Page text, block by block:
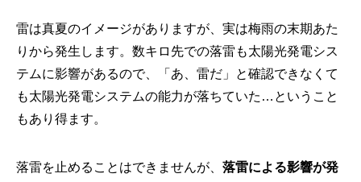
雷は真夏のイメージがありますが、実は梅雨の末期あた
りから発生します。数キロ先での落雷も太陽光発電シス
テムに影響があるので、「あ、雷だ」と確認できなくて
も太陽光発電システムの能力が落ちていた…ということ
もあり得ます。
落雷を止めることはできませんが、 落雷による影響が発